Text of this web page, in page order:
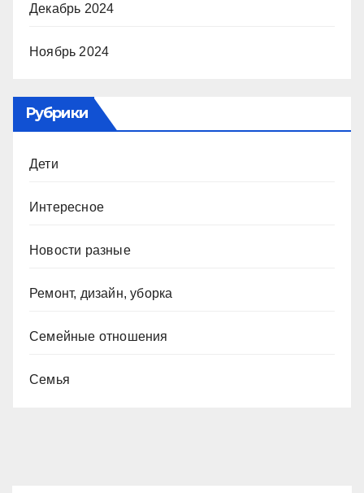
Декабрь 2024
Ноябрь 2024
Рубрики
Дети
Интересное
Новости разные
Ремонт, дизайн, уборка
Семейные отношения
Семья